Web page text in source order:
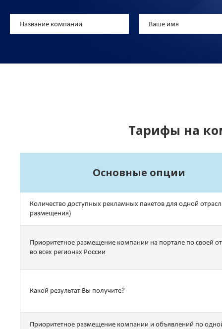
Тарифы на
Основные опции
Количество доступных рекламных пакетов для одной
размещения)
Приоритетное размещение компании на портале по своей
во всех регионах России
Какой результат Вы получите?
Приоритетное размещение компании и объявлений по